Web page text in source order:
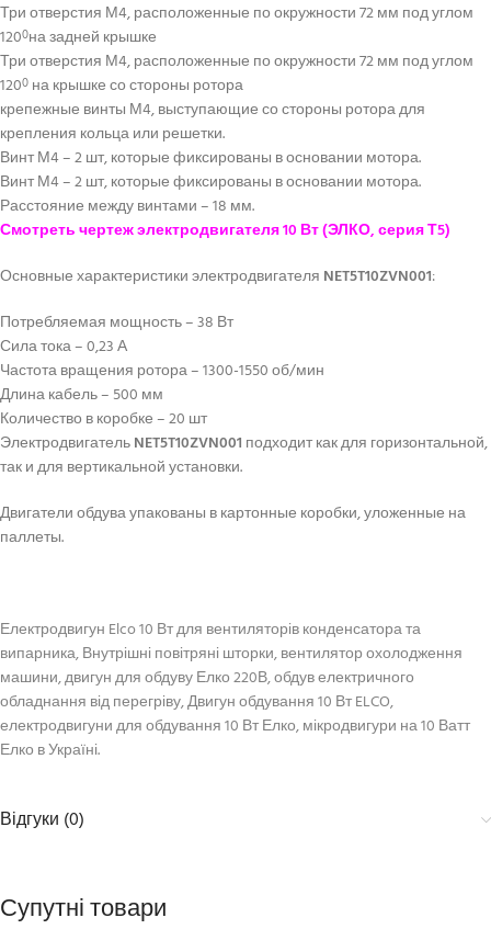
Три отверстия М4, расположенные по окружности 72 мм под углом
1200на задней крышке
Три отверстия М4, расположенные по окружности 72 мм под углом
1200 на крышке со стороны ротора
крепежные винты М4, выступающие со стороны ротора для
крепления кольца или решетки.
Винт М4 – 2 шт, которые фиксированы в основании мотора.
Винт М4 – 2 шт, которые фиксированы в основании мотора.
Расстояние между винтами – 18 мм.
Смотреть чертеж электродвигателя 10 Вт (ЭЛКО, серия Т5)
Основные характеристики электродвигателя NET5T10ZVN001:
Потребляемая мощность – 38 Вт
Сила тока – 0,23 А
Частота вращения ротора – 1300-1550 об/мин
Длина кабель – 500 мм
Количество в коробке – 20 шт
ЭлектродвигательNET5T10ZVN001 подходит как для горизонтальной,
так и для вертикальной установки.
Двигатели обдува упакованы в картонные коробки, уложенные на
паллеты.
Електродвигун Elco 10 Вт для вентиляторів конденсатора та
випарника, Внутрішні повітряні шторки, вентилятор охолодження
машини, двигун для обдуву Елко 220В, обдув електричного
обладнання від перегріву, Двигун обдування 10 Вт ELCO,
електродвигуни для обдування 10 Вт Елко, мікродвигури на 10 Ватт
Елко в Україні.
Відгуки (0)
Супутні товари